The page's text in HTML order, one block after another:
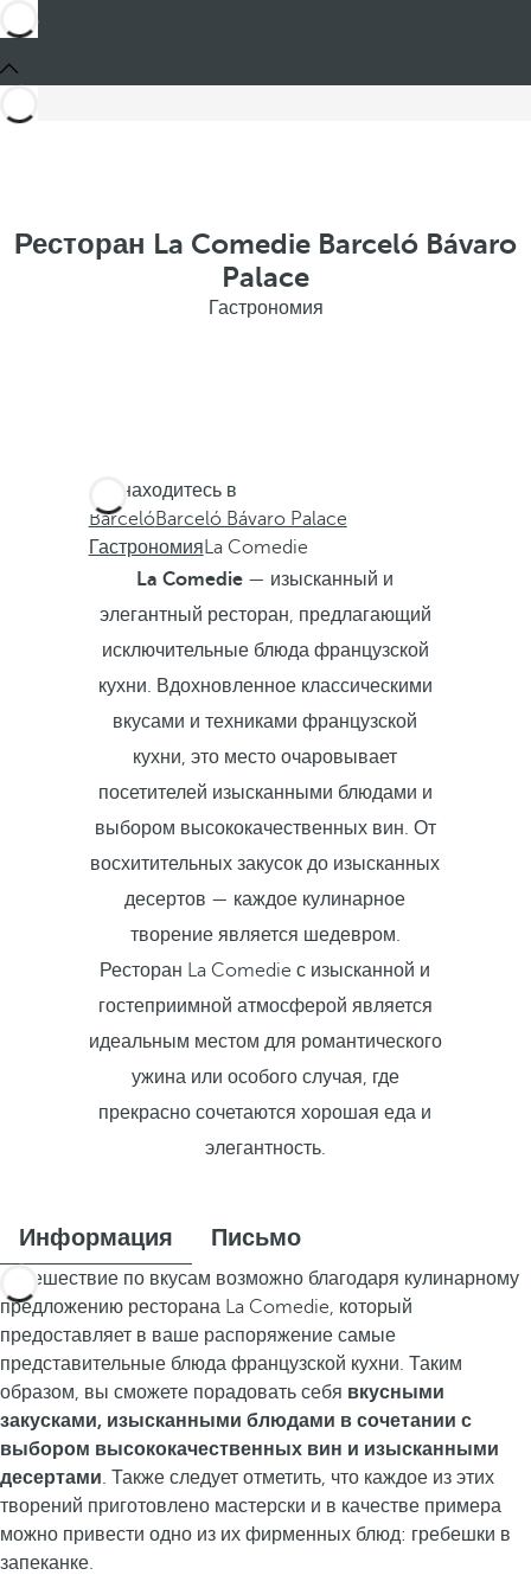
Ресторан La Comedie Barceló Bávaro
Palace
Гастрономия
Вы находитесь в
BarcelóBarceló Bávaro Palace
ГастрономияLa Comedie
La Comedie — изысканный и
элегантный ресторан, предлагающий
исключительные блюда французской
кухни. Вдохновленное классическими
вкусами и техниками французской
кухни, это место очаровывает
посетителей изысканными блюдами и
выбором высококачественных вин. От
восхитительных закусок до изысканных
десертов — каждое кулинарное
творение является шедевром.
Ресторан La Comedie с изысканной и
гостеприимной атмосферой является
идеальным местом для романтического
ужина или особого случая, где
прекрасно сочетаются хорошая еда и
элегантность.
Информация Письмо
Путешествие по вкусам возможно благодаря кулинарному
предложению ресторана La Comedie, который
предоставляет в ваше распоряжение самые
представительные блюда французской кухни. Таким
образом, вы сможете порадовать себя вкусными
закусками, изысканными блюдами в сочетании с
выбором высококачественных вин и изысканными
десертами. Также следует отметить, что каждое из этих
творений приготовлено мастерски и в качестве примера
можно привести одно из их фирменных блюд: гребешки в
запеканке.